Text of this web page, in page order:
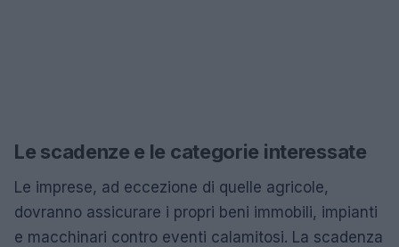
Le scadenze e le categorie interessate
Le imprese, ad eccezione di quelle agricole,
dovranno assicurare i propri beni immobili, impianti
e macchinari contro eventi calamitosi. La scadenza